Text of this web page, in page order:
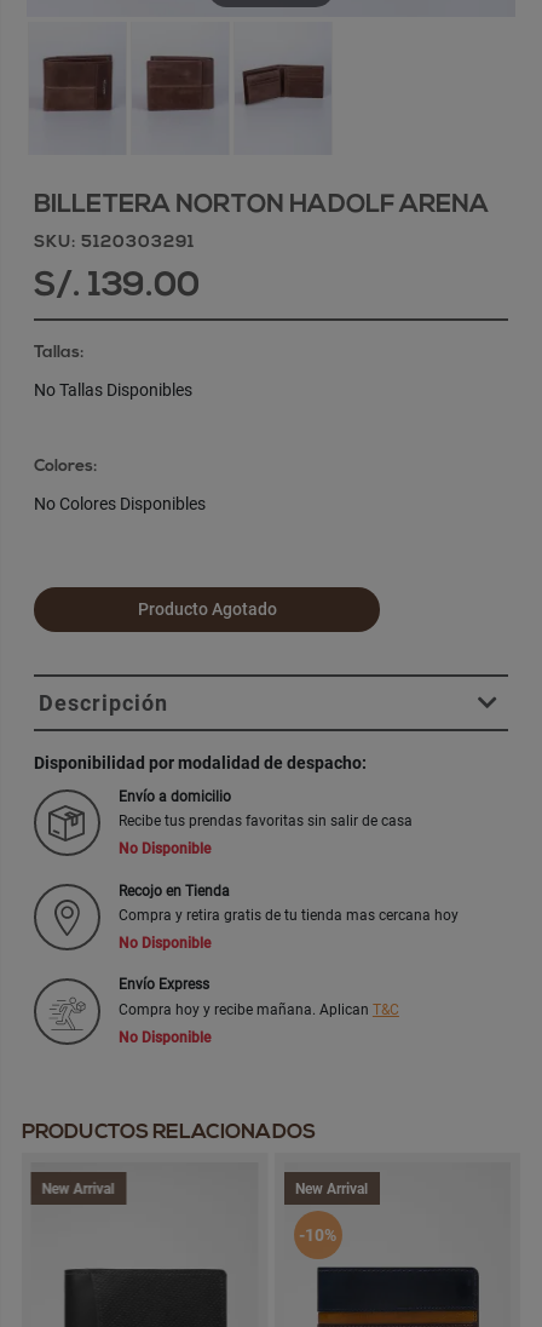
BILLETERA NORTON HADOLF ARENA
SKU: 5120303291
S/. 139.00
Tallas:
No Tallas Disponibles
Colores:
No Colores Disponibles
Producto Agotado
Descripción
Disponibilidad por modalidad de despacho:
Envío a domicilio
Recibe tus prendas favoritas sin salir de casa
No Disponible
Recojo en Tienda
Compra y retira gratis de tu tienda mas cercana hoy
No Disponible
Envío Express
Compra hoy y recibe mañana. Aplican T&C
No Disponible
PRODUCTOS RELACIONADOS
New Arrival New Arrival
-10%